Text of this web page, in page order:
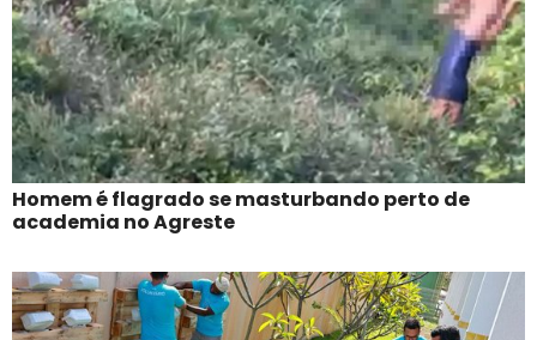
Homem é flagrado se masturbando perto de
academia no Agreste